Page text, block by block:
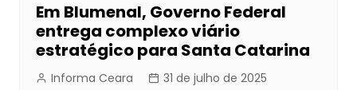
Em Blumenal, Governo Federal
entrega complexo viário
estratégico para Santa Catarina
Informa Ceara 31 de julho de 2025